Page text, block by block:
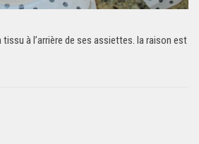
à l’arrière de ses assiettes. la raison est